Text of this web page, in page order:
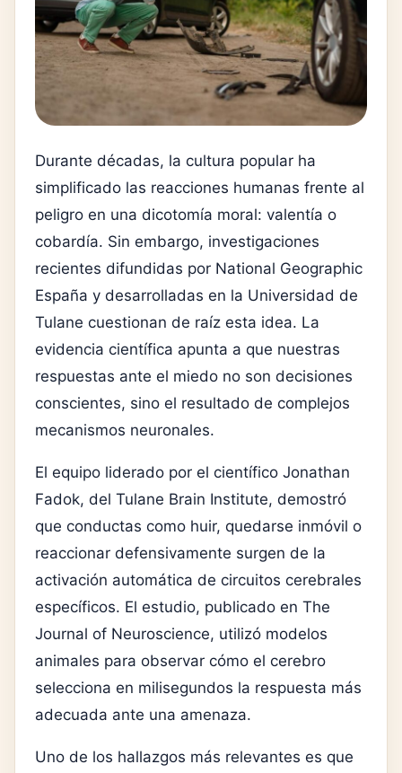
Durante décadas, la cultura popular ha
simplificado las reacciones humanas frente al
peligro en una dicotomía moral: valentía o
cobardía. Sin embargo, investigaciones
recientes difundidas por National Geographic
España y desarrolladas en la Universidad de
Tulane cuestionan de raíz esta idea. La
evidencia científica apunta a que nuestras
respuestas ante el miedo no son decisiones
conscientes, sino el resultado de complejos
mecanismos neuronales.
El equipo liderado por el científico Jonathan
Fadok, del Tulane Brain Institute, demostró
que conductas como huir, quedarse inmóvil o
reaccionar defensivamente surgen de la
activación automática de circuitos cerebrales
específicos. El estudio, publicado en The
Journal of Neuroscience, utilizó modelos
animales para observar cómo el cerebro
selecciona en milisegundos la respuesta más
adecuada ante una amenaza.
Uno de los hallazgos más relevantes es que